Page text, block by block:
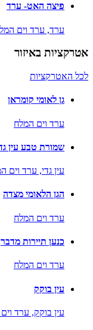
פיצה האט- ערד
ערד, ערד וים
אטרקציות באיזור
לכל האטרקציות
גן לאומי קומראן
ערד וים המלח
שמורת טבע עין
עין גדי, ערד וים
הגן הלאומי מצדה
ערד וים המלח
כנען תיירות מדבר
ערד וים המלח
עין בוקק
עין בוקק, ערד